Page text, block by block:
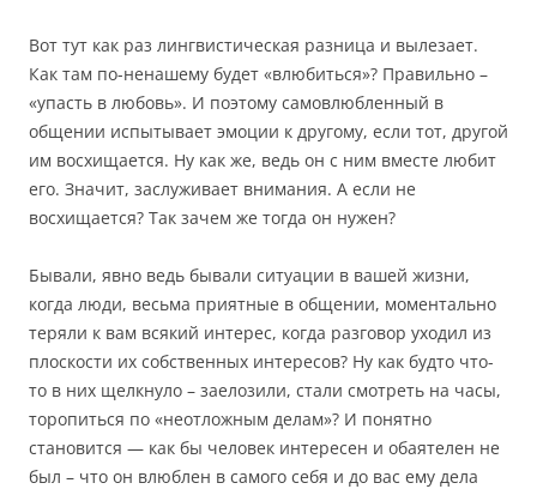
Вот тут как раз лингвистическая разница и вылезает.
Как там по-ненашему будет «влюбиться»? Правильно –
«упасть в любовь». И поэтому самовлюбленный в
общении испытывает эмоции к другому, если тот, другой
им восхищается. Ну как же, ведь он с ним вместе любит
его. Значит, заслуживает внимания. А если не
восхищается? Так зачем же тогда он нужен?
Бывали, явно ведь бывали ситуации в вашей жизни,
когда люди, весьма приятные в общении, моментально
теряли к вам всякий интерес, когда разговор уходил из
плоскости их собственных интересов? Ну как будто что-
то в них щелкнуло – заелозили, стали смотреть на часы,
торопиться по «неотложным делам»? И понятно
становится — как бы человек интересен и обаятелен не
был – что он влюблен в самого себя и до вас ему дела